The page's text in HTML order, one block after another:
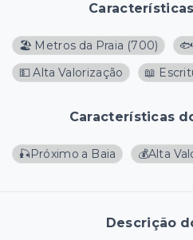
🏖️ Metros da Praia (700)
💵 Alta Valorização
📖
Características
🎣Próximo a Baia 💰Alta
Descrição